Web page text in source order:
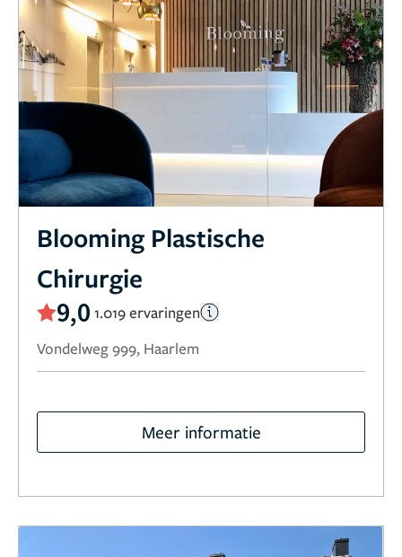
Blooming Plastische
Chirurgie
9,0 1.019 ervaringen
Vondelweg 999, Haarlem
Meer informatie